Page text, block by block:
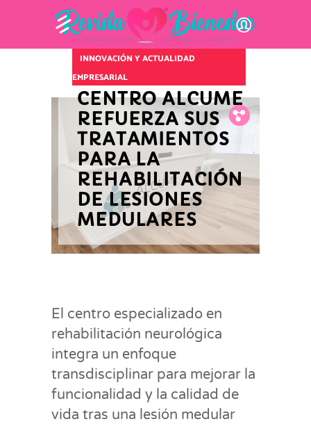
Fb.
Tw.
Pin.
INNOVACIÓN Y ACTUALIDAD
EMPRESARIAL
CENTRO ALCUME
REFUERZA SUS
TRATAMIENTOS
PARA LA
REHABILITACIÓN
DE LESIONES
MEDULARES
El centro especializado en
rehabilitación neurológica
integra un enfoque
transdisciplinar para mejorar la
funcionalidad y la calidad de
vida tras una lesión medular